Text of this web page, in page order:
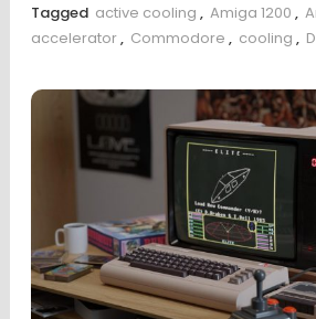
Tagged active cooling , Amiga 1200 ,
accelerator, Commodore , cooling ,